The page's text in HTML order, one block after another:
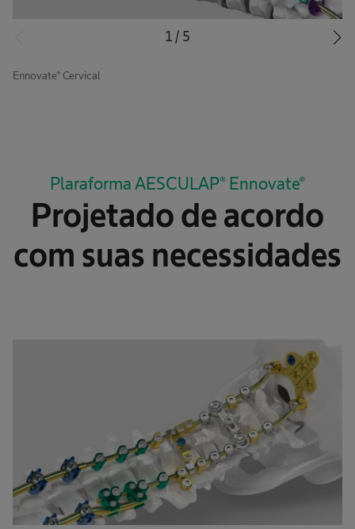
1 / 5
Ennovate® Cervical
Plaraforma AESCULAP® Ennovate®
Projetado de acordo
com suas necessidades